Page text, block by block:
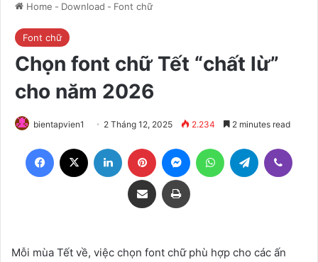
Home - Download - Font chữ
Font chữ
Chọn font chữ Tết “chất lừ”
cho năm 2026
bientapvien1 2 Tháng 12, 2025 2.234 2 minutes read
Facebook LinkedIn Pinterest MessengerWhatsAppTelegram
Share via Email Print
Mỗi mùa Tết về, việc chọn font chữ phù hợp cho các ấn